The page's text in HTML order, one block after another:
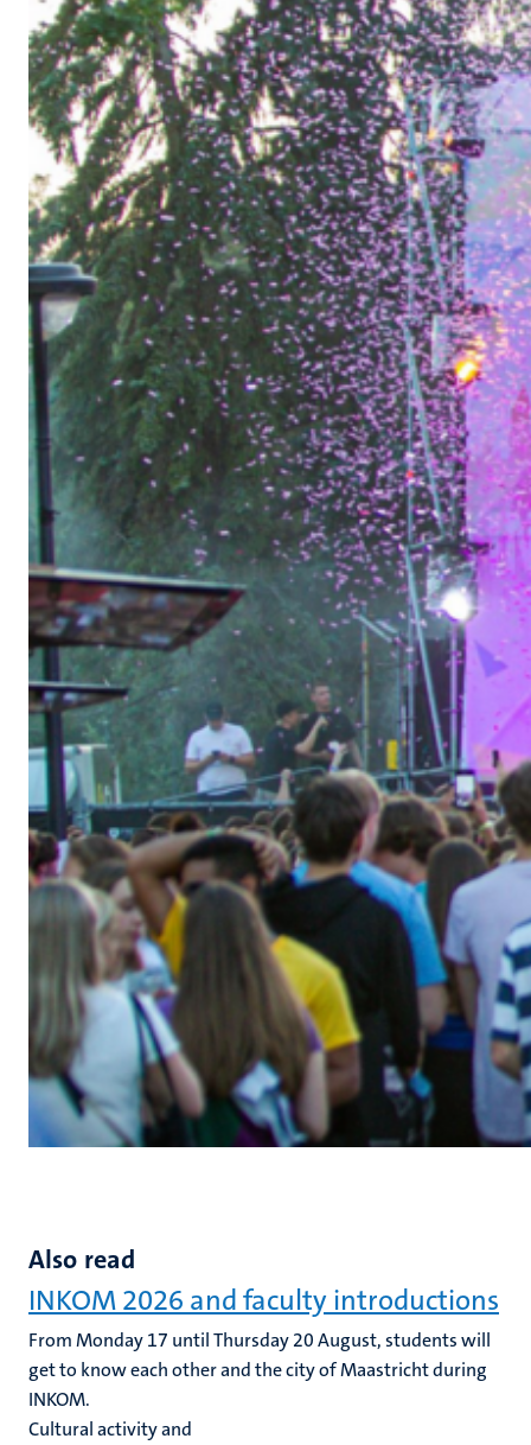
Also read
INKOM 2026 and faculty introductions
From Monday 17 until Thursday 20 August, students will
get to know each other and the city of Maastricht during
INKOM.
Cultural activity and